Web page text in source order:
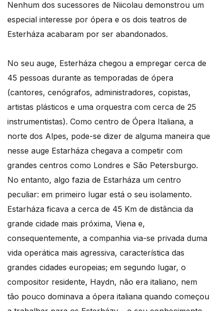
Nenhum dos sucessores de Niicolau demonstrou um
especial interesse por ópera e os dois teatros de
Esterháza acabaram por ser abandonados.
No seu auge, Esterháza chegou a empregar cerca de
45 pessoas durante as temporadas de ópera
(cantores, cenógrafos, administradores, copistas,
artistas plásticos e uma orquestra com cerca de 25
instrumentistas). Como centro de Ópera Italiana, a
norte dos Alpes, pode-se dizer de alguma maneira que
nesse auge Estarháza chegava a competir com
grandes centros como Londres e São Petersburgo.
No entanto, algo fazia de Estarháza um centro
peculiar: em primeiro lugar está o seu isolamento.
Estarháza ficava a cerca de 45 Km de distância da
grande cidade mais próxima, Viena e,
consequentemente, a companhia via-se privada duma
vida operática mais agressiva, característica das
grandes cidades europeias; em segundo lugar, o
compositor residente, Haydn, não era italiano, nem
tão pouco dominava a ópera italiana quando começou